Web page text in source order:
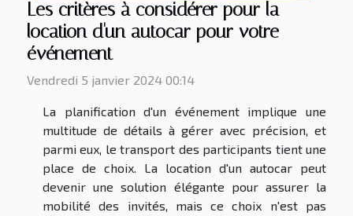
Les critères à considérer pour la
location d'un autocar pour votre
événement
Vendredi 5 janvier 2024 00:14
La planification d'un événement implique une
multitude de détails à gérer avec précision, et
parmi eux, le transport des participants tient une
place de choix. La location d'un autocar peut
devenir une solution élégante pour assurer la
mobilité des invités, mais ce choix n'est pas